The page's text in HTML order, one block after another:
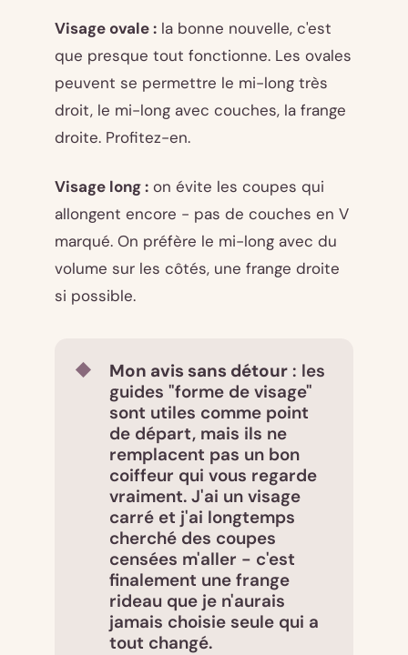
Visage ovale : la bonne nouvelle, c'est
que presque tout fonctionne. Les ovales
peuvent se permettre le mi-long très
droit, le mi-long avec couches, la frange
droite. Profitez-en.
Visage long : on évite les coupes qui
allongent encore - pas de couches en V
marqué. On préfère le mi-long avec du
volume sur les côtés, une frange droite
si possible.
Mon avis sans détour : les
guides "forme de visage"
sont utiles comme point
de départ, mais ils ne
remplacent pas un bon
coiffeur qui vous regarde
vraiment. J'ai un visage
carré et j'ai longtemps
cherché des coupes
censées m'aller - c'est
finalement une frange
rideau que je n'aurais
jamais choisie seule qui a
tout changé.